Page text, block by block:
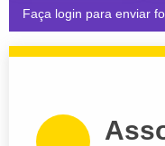
Faça login para enviar